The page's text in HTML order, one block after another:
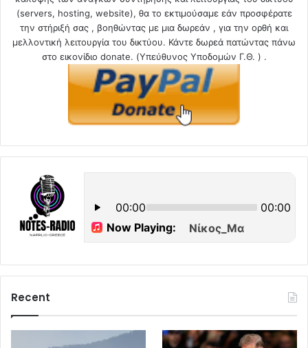
(servers, hosting, website), θα το εκτιμούσαμε εάν προσφέρατε
την στήριξή σας , βοηθώντας με μια δωρεάν , για την ορθή και
μελλοντική λειτουργία του δικτύου. Κάντε δωρεά πατώντας πάνω
στο εικονίδιο donate. (Υπεύθυνος Υποδομών Γ.Θ. ) .
Recent